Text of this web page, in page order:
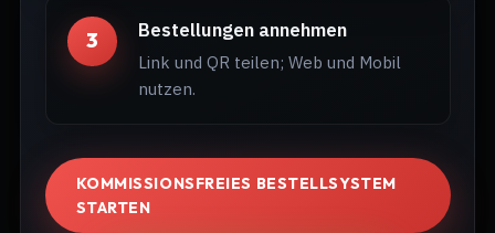
3 Bestellungen annehmen
Link und QR teilen; Web und Mobil
nutzen.
KOMMISSIONSFREIES BESTELLSYSTEM
STARTEN